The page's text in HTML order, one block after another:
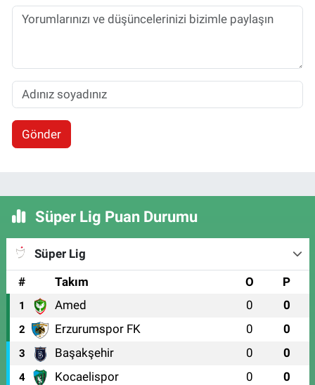
Gönder
Süper Lig Puan Durumu
Süper Lig
#
Takım O P
1 Amed 0 0
2 Erzurumspor FK 0 0
3 Başakşehir 0 0
4 Kocaelispor 0 0